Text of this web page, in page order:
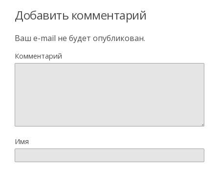
Добавить комментарий
Ваш e-mail не будет опубликован.
Комментарий
Имя